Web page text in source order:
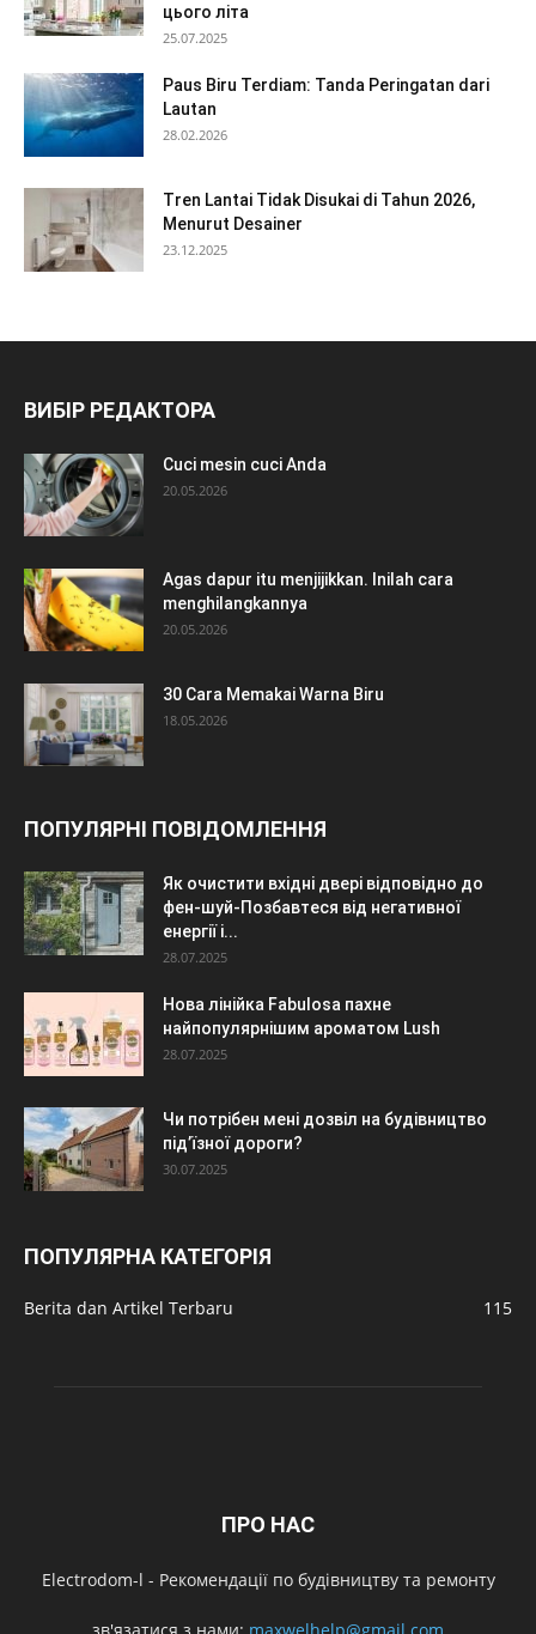
цього літа
25.07.2025
Paus Biru Terdiam: Tanda Peringatan dari
Lautan
28.02.2026
Tren Lantai Tidak Disukai di Tahun 2026,
Menurut Desainer
23.12.2025
ВИБІР РЕДАКТОРА
Cuci mesin cuci Anda
20.05.2026
Agas dapur itu menjijikkan. Inilah cara
menghilangkannya
20.05.2026
30 Cara Memakai Warna Biru
18.05.2026
ПОПУЛЯРНІ ПОВІДОМЛЕННЯ
Як очистити вхідні двері відповідно до
фен-шуй-Позбавтеся від негативної
енергії і...
28.07.2025
Нова лінійка Fabulosa пахне
найпопулярнішим ароматом Lush
28.07.2025
Чи потрібен мені дозвіл на будівництво
під’їзної дороги?
30.07.2025
ПОПУЛЯРНА КАТЕГОРІЯ
Berita dan Artikel Terbaru 115
ПРО НАС
Electrodom-l - Рекомендації по будівництву та ремонту